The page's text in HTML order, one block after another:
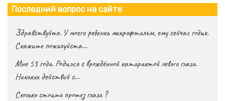
Последний вопрос на сайте
Здравствуйте. У моего ребенка микрофтальм, ему сейчас годик.
Скажите пожалуйста…
Мне 53 года. Родился с врождённой катарактой левого глаза.
Никаких действий с…
Сколько стоить протез глаза ?